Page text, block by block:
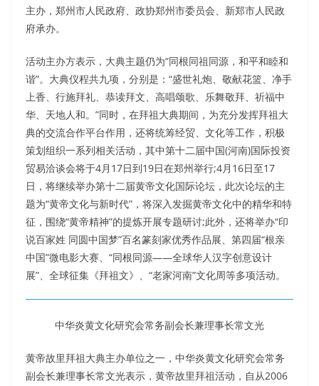
主办，郑州市人民政府、政协郑州市委员会、新郑市人民政
府承办。
活动主办方表示，大典主题仍为“同根同祖同源，和平和睦和
谐”。大典仪程共九项，分别是：“盛世礼炮、敬献花篮、净手
上香、行施拜礼、恭读拜文、高唱颂歌、乐舞敬拜、祈福中
华、天地人和。”同时，在拜祖大典期间，为充分发挥拜祖大
典的交流合作平台作用，还将统筹经贸、文化等工作，积极
策划组织一系列相关活动，其中第十二届中国(河南)国际投资
贸易洽谈会将于4月17日到19日在郑州举行;4月16日至17
日，将继续举办第十二届黄帝文化国际论坛，此次论坛的主
题为“黄帝文化与新时代”，将深入发掘黄帝文化中的精华和特
征，围绕“黄帝精神”的提炼开展专题研讨;此外，还将举办“印
说百家姓 同圆中国梦”百名篆刻家优秀作品展、第四届“根亲
中国”微电影大赛、“同根同源——全球华人汉字创意设计
展”、全球征集《拜祖文》、“老家河南”文化周等多项活动。
中华炎黄文化研究会常务副会长兼理事长常文光
黄帝故里拜祖大典主办单位之一，中华炎黄文化研究会常务
副会长兼理事长常文光表示，黄帝故里拜祖活动，自从2006